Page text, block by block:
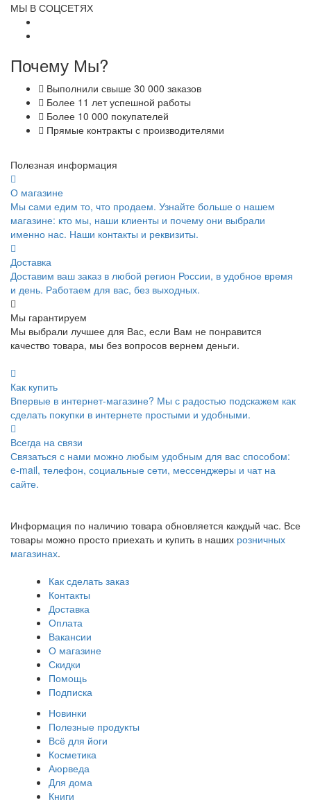
МЫ В СОЦСЕТЯХ
Почему Мы?
Выполнили свыше 30 000 заказов
Более 11 лет успешной работы
Более 10 000 покупателей
Прямые контракты с производителями
Полезная информация
О магазине
Мы сами едим то, что продаем. Узнайте больше о нашем
магазине: кто мы, наши клиенты и почему они выбрали
именно нас. Наши контакты и реквизиты.
Доставка
Доставим ваш заказ в любой регион России, в удобное время
и день. Работаем для вас, без выходных.
Мы гарантируем
Мы выбрали лучшее для Вас, если Вам не понравится
качество товара, мы без вопросов вернем деньги.
Как купить
Впервые в интернет-магазине? Мы с радостью подскажем как
сделать покупки в интернете простыми и удобными.
Всегда на связи
Связаться с нами можно любым удобным для вас способом:
e-mail, телефон, социальные сети, мессенджеры и чат на
сайте.
Информация по наличию товара обновляется каждый час. Все
товары можно просто приехать и купить в наших розничных
магазинах.
Как сделать заказ
Контакты
Доставка
Оплата
Вакансии
О магазине
Скидки
Помощь
Подписка
Новинки
Полезные продукты
Всё для йоги
Косметика
Аюрведа
Для дома
Книги